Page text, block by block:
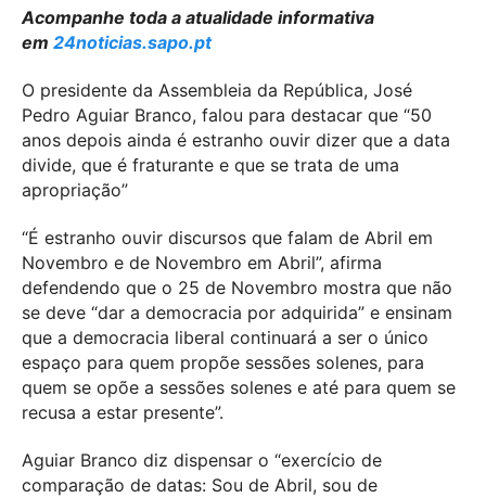
Acompanhe toda a atualidade informativa
em 24noticias.sapo.pt
O presidente da Assembleia da República, José
Pedro Aguiar Branco, falou para destacar que “50
anos depois ainda é estranho ouvir dizer que a data
divide, que é fraturante e que se trata de uma
apropriação”
“É estranho ouvir discursos que falam de Abril em
Novembro e de Novembro em Abril”, afirma
defendendo que o 25 de Novembro mostra que não
se deve “dar a democracia por adquirida” e ensinam
que a democracia liberal continuará a ser o único
espaço para quem propõe sessões solenes, para
quem se opõe a sessões solenes e até para quem se
recusa a estar presente”.
Aguiar Branco diz dispensar o “exercício de
comparação de datas: Sou de Abril, sou de